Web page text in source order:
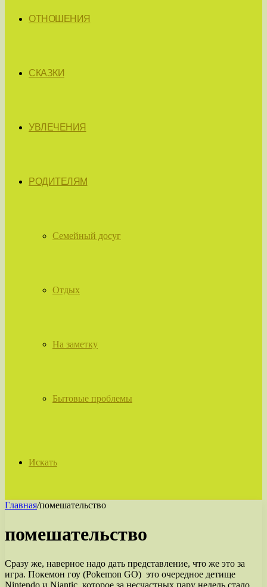
ОТНОШЕНИЯ
СКАЗКИ
УВЛЕЧЕНИЯ
РОДИТЕЛЯМ
Семейный досуг
Отдых
На заметку
Бытовые проблемы
Искать
Главная/помешательство
помешательство
Сразу же, наверное надо дать представление, что же это за
игра. Покемон гоу (Pokemon GO) это очередное детище
Nintendo и Niantic, которое за несчастных пару недель стало